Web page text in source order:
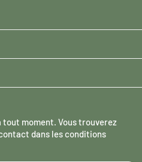
tout moment. Vous trouverez
dans les conditions